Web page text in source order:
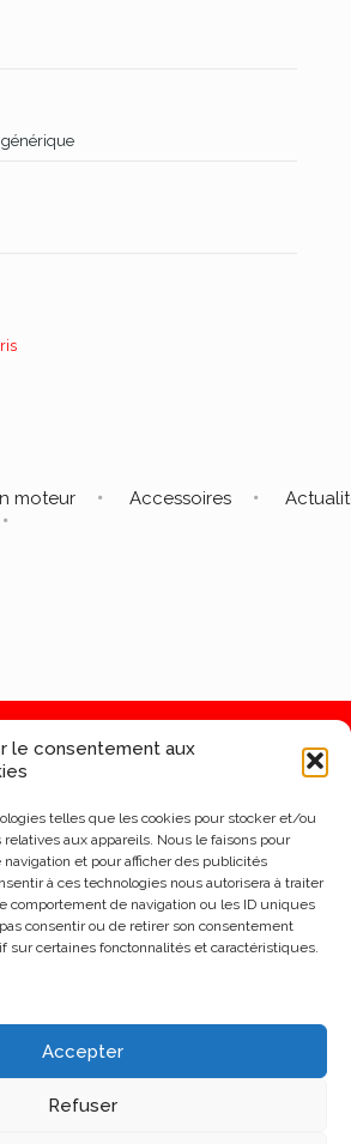
le consentement aux
telles que les cookies pour stocker et/ou
aux appareils. Nous le faisons pour
navigation et pour afficher des publicités
à ces technologies nous autorisera à traiter
comportement de navigation ou les ID uniques
consentir ou de retirer son consentement
sur certaines fonctonnalités et caractéristiques.
Accepter
Refuser
générique
moteur Accessoires